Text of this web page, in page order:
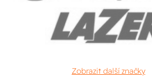
Zobrazit další značky